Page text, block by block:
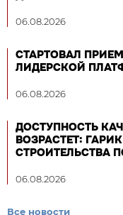
06.08.2026
СТАРТОВАЛ
ЛИДЕРСКОЙ
06.08.2026
ДОСТУПНОСТЬ
ВОЗРАСТЕТ:
СТРОИТЕЛЬСТВА
06.08.2026
Все новости